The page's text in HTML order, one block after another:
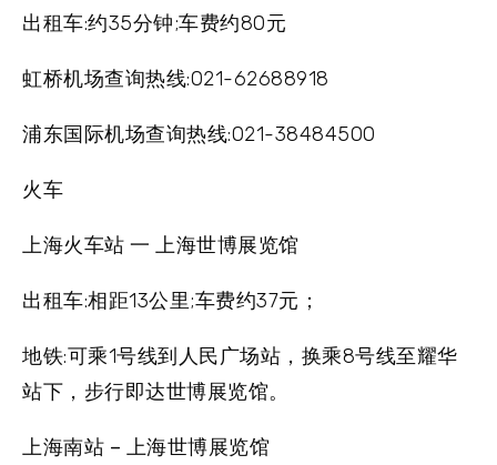
出租车:约35分钟;车费约80元
虹桥机场查询热线:021-62688918
浦东国际机场查询热线:021-38484500
火车
上海火车站 一 上海世博展览馆
出租车:相距13公里;车费约37元；
地铁:可乘1号线到人民广场站，换乘8号线至耀华
站下，步行即达世博展览馆。
上海南站 – 上海世博展览馆